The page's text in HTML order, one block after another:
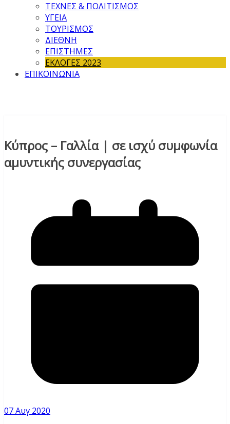
ΤΕΧΝΕΣ & ΠΟΛΙΤΙΣΜΟΣ
ΥΓΕΙΑ
ΤΟΥΡΙΣΜΟΣ
ΔΙΕΘΝΗ
ΕΠΙΣΤΗΜΕΣ
ΕΚΛΟΓΕΣ 2023
ΕΠΙΚΟΙΝΩΝΙΑ
Κύπρος – Γαλλία | σε ισχύ συμφωνία
αμυντικής συνεργασίας
07 Αυγ 2020